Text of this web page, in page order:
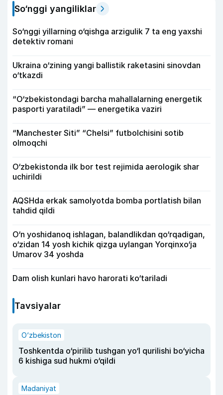
So‘nggi yangiliklar
So‘nggi yillarning o‘qishga arzigulik 7 ta eng yaxshi
detektiv romani
Ukraina o‘zining yangi ballistik raketasini sinovdan
o‘tkazdi
“O‘zbekistondagi barcha mahallalarning energetik
pasporti yaratiladi” — energetika vaziri
“Manchester Siti” “Chelsi” futbolchisini sotib
olmoqchi
O‘zbekistonda ilk bor test rejimida aerologik shar
uchirildi
AQSHda erkak samolyotda bomba portlatish bilan
tahdid qildi
O‘n yoshidanoq ishlagan, balandlikdan qo‘rqadigan,
o‘zidan 14 yosh kichik qizga uylangan Yorqinxo‘ja
Umarov 34 yoshda
Dam olish kunlari havo harorati ko‘tariladi
Tavsiyalar
O‘zbekiston
Toshkentda o‘pirilib tushgan yo‘l qurilishi bo‘yicha
6 kishiga sud hukmi o‘qildi
Madaniyat